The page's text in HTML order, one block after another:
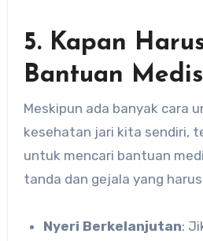
5. Kapan
Bantuan Medis
Meskipun ada banyak cara
kesehatan jari kita sendiri,
untuk mencari bantuan
tanda dan gejala yang
Nyeri Berkelanjutan: